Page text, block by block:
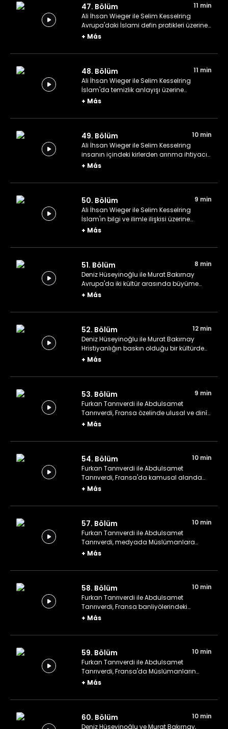
47. Bölüm
11 min
Ali İhsan Wieger ile Selim Kesselring
Avrupa'daki İslami defin pratikleri üzerine
konuşuyor.
+ Más
48. Bölüm
11 min
Ali İhsan Wieger ile Selim Kesselring
İslam'da temizlik anlayışı üzerine
konuşuyor.
+ Más
49. Bölüm
10 min
Ali İhsan Wieger ile Selim Kesselring
insanın içindeki kirlerden arınma ihtiyacı
üzerine konuşuyor.
+ Más
50. Bölüm
9 min
Ali İhsan Wieger ile Selim Kesselring
İslam'ın bilgi ve ilimle ilişkisi üzerine
konuşuyor.
+ Más
51. Bölüm
8 min
Deniz Hüseyinoğlu ile Murat Bakırnay
Avrupa'da iki kültür arasında büyüme
deneyimlerini konuşuyor.
+ Más
52. Bölüm
12 min
Deniz Hüseyinoğlu ile Murat Bakırnay
Hristiyanlığın baskın olduğu bir kültürde
İslam'ı yaşamak üzerine konuşuyor.
+ Más
53. Bölüm
9 min
Furkan Tanrıverdi ile Abdulsamet
Tanrıverdi, Fransa özelinde ulusal ve dinî
kimlik arasındaki fark üzerine konuşuyor.
+ Más
54. Bölüm
10 min
Furkan Tanrıverdi ile Abdulsamet
Tanrıverdi, Fransa'da kamusal alanda
dinî ibadetler ve görünürlük üzerine
+ Más
57. Bölüm
10 min
Furkan Tanrıverdi ile Abdulsamet
Tanrıverdi, medyada Müslümanlara
yönelik sorunlu söylemler üzerine
+ Más
58. Bölüm
10 min
Furkan Tanrıverdi ile Abdulsamet
Tanrıverdi, Fransa banliyölerindeki
sosyoekonomik doku üzerine konuşuyor.
+ Más
59. Bölüm
10 min
Furkan Tanrıverdi ile Abdulsamet
Tanrıverdi, Fransa'da Müslümanların
siyasi hayata katılımını engelleyen
+ Más
60. Bölüm
10 min
Deniz Hüseyinoğlu ve Murat Bakırnay,